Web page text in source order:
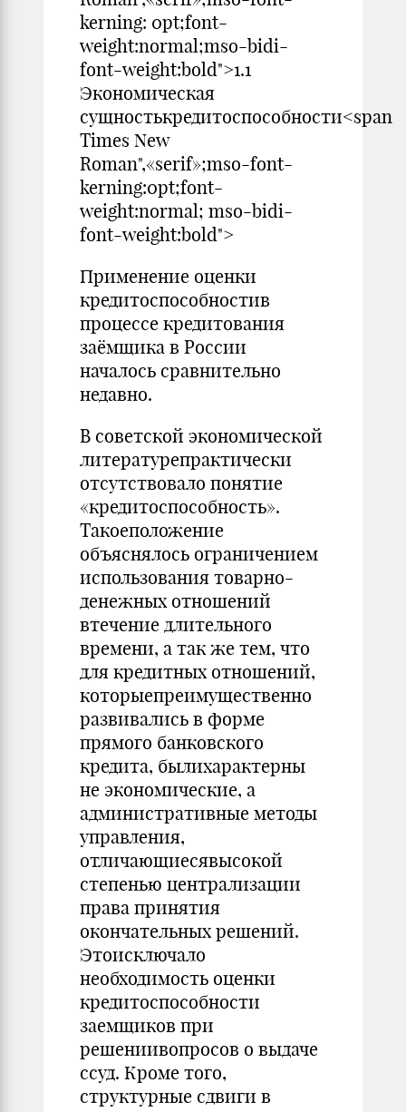
kerning: 0pt;font-
weight:normal;mso-bidi-
font-weight:bold">1.1
Экономическая
сущностькредитоспособности<span
Times New
Roman",«serif»;mso-font-
kerning:0pt;font-
weight:normal; mso-bidi-
font-weight:bold">
Применение оценки
кредитоспособностив
процессе кредитования
заёмщика в России
началось сравнительно
недавно.
В советской экономической
литературепрактически
отсутствовало понятие
«кредитоспособность».
Такоеположение
объяснялось ограничением
использования товарно-
денежных отношений
втечение длительного
времени, а так же тем, что
для кредитных отношений,
которыепреимущественно
развивались в форме
прямого банковского
кредита, былихарактерны
не экономические, а
административные методы
управления,
отличающиесявысокой
степенью централизации
права принятия
окончательных решений.
Этоисключало
необходимость оценки
кредитоспособности
заемщиков при
решениивопросов о выдаче
ссуд. Кроме того,
структурные сдвиги в